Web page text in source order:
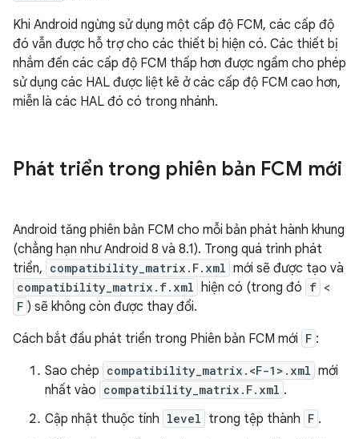
Khi Android ngừng sử dụng một cấp độ FCM, các cấp độ
đó vẫn được hỗ trợ cho các thiết bị hiện có. Các thiết bị
nhắm đến các cấp độ FCM thấp hơn được ngầm cho phép
sử dụng các HAL được liệt kê ở các cấp độ FCM cao hơn,
miễn là các HAL đó có trong nhánh.
Phát triển trong phiên bản FCM mới
Android tăng phiên bản FCM cho mỗi bản phát hành khung
(chẳng hạn như Android 8 và 8.1). Trong quá trình phát
triển, compatibility_matrix.F.xml mới sẽ được tạo và
compatibility_matrix.f.xml hiện có (trong đó f <
F ) sẽ không còn được thay đổi.
Cách bắt đầu phát triển trong Phiên bản FCM mới F :
Sao chép compatibility_matrix.<F-1>.xml mới
nhất vào compatibility_matrix.F.xml .
Cập nhật thuộc tính level trong tệp thành F .